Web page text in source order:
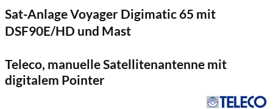
Sat-Anlage Voyager Digimatic 65 mit
DSF90E/HD und Mast
Teleco, manuelle Satellitenantenne mit
digitalem Pointer